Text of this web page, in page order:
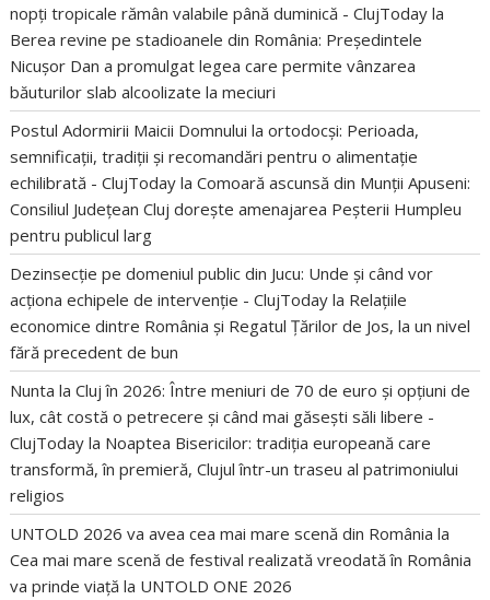
nopți tropicale rămân valabile până duminică - ClujToday la
Berea revine pe stadioanele din România: Președintele
Nicușor Dan a promulgat legea care permite vânzarea
băuturilor slab alcoolizate la meciuri
Postul Adormirii Maicii Domnului la ortodocși: Perioada,
semnificații, tradiții și recomandări pentru o alimentație
echilibrată - ClujToday laComoară ascunsă din Munții Apuseni:
Consiliul Județean Cluj dorește amenajarea Peșterii Humpleu
pentru publicul larg
Dezinsecție pe domeniul public din Jucu: Unde și când vor
acționa echipele de intervenție - ClujToday la Relațiile
economice dintre România și Regatul Țărilor de Jos, la un nivel
fără precedent de bun
Nunta la Cluj în 2026: Între meniuri de 70 de euro și opțiuni de
lux, cât costă o petrecere și când mai găsești săli libere -
ClujToday la Noaptea Bisericilor: tradiția europeană care
transformă, în premieră, Clujul într-un traseu al patrimoniului
religios
UNTOLD 2026 va avea cea mai mare scenă din România la
Cea mai mare scenă de festival realizată vreodată în România
va prinde viață la UNTOLD ONE 2026